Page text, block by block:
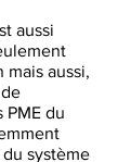
aussi
mais aussi,
du
système